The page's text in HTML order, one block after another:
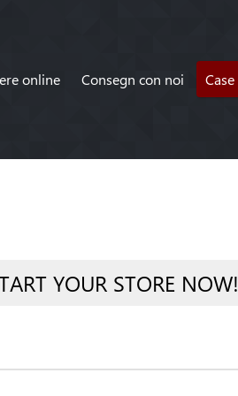
online Consegn con noi
YOUR STORE NOW!